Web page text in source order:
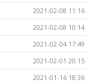
2021-02-08 11:16
2021-02-08 10:14
2021-02-04 17:49
2021-02-01 20:15
2021-01-16 18:36